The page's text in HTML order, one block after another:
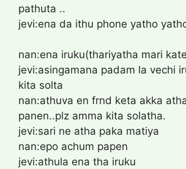
pathuta ..
jevi:ena da ithu phone yatho
nan:ena iruku(thariyatha mari
jevi:asingamana padam la vechi
kita solta
nan:athuva en frnd keta akka
panen..plz amma kita solatha.
jevi:sari ne atha paka matiya
nan:epo achum papen
jevi:athula ena tha iruku